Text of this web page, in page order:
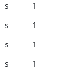
s
1
s
1
s
1
s
1